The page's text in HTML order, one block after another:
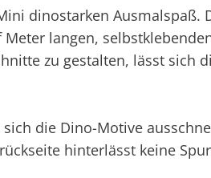
dinostarken Ausmalspaß.
langen,
zu gestalten, lässt sich
die Dino-Motive
hinterlässt keine